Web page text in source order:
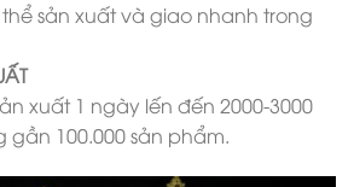
sản xuất và giao nhanh trong
xuất 1 ngày lến đến 2000-3000
gần 100.000 sản phẩm.